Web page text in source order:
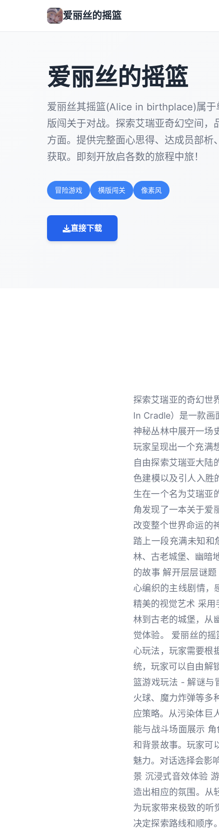
爱丽丝的摇篮
爱丽丝的摇篮
爱丽丝其摇篮(Alice in birthplace)属于
版闯关于对战。探索艾瑞亚奇幻空间，
方面。提供完整面心思得、达成员部析
获取。即刻开放启各数的旅程中旅！
冒险游戏 横版闯关 像素风
直接下载
探索艾瑞亚的奇幻世
In Cradle）是一款画
神秘丛林中展开一场
玩家呈现出一个充满
自由探索艾瑞亚大陆
色建模以及引人入胜
生在一个名为艾瑞亚
角发现了一本关于爱
改变整个世界命运的
踏上一段充满未知和
林、古老城堡、幽暗
的故事 解开层层谜
心编织的主线剧情，
精美的视觉艺术 采用
林到古老的城堡，从
觉体验。 爱丽丝的
心玩法，玩家需要根
统，玩家可以自由解
篮游戏玩法 - 解谜与
火球、魔力炸弹等多
应策略。从污染体巨
能与战斗场面展示
和背景故事。玩家可
魅力。对话选择会影
景 沉浸式音效体验
造出相应的氛围。从
为玩家带来极致的听
决定探索路线和顺序